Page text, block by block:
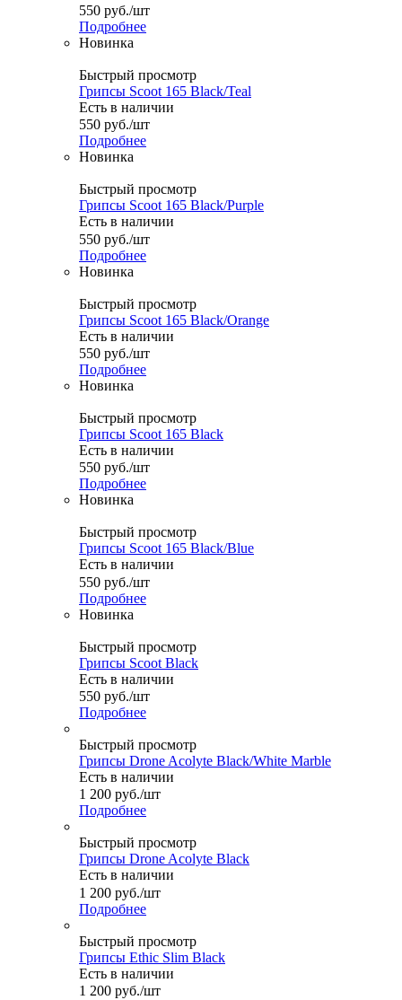
550 руб./шт
Подробнее
Новинка
Быстрый просмотр
Грипсы Scoot 165 Black/Teal
Есть в наличии
550 руб./шт
Подробнее
Новинка
Быстрый просмотр
Грипсы Scoot 165 Black/Purple
Есть в наличии
550 руб./шт
Подробнее
Новинка
Быстрый просмотр
Грипсы Scoot 165 Black/Orange
Есть в наличии
550 руб./шт
Подробнее
Новинка
Быстрый просмотр
Грипсы Scoot 165 Black
Есть в наличии
550 руб./шт
Подробнее
Новинка
Быстрый просмотр
Грипсы Scoot 165 Black/Blue
Есть в наличии
550 руб./шт
Подробнее
Новинка
Быстрый просмотр
Грипсы Scoot Black
Есть в наличии
550 руб./шт
Подробнее
Быстрый просмотр
Грипсы Drone Acolyte Black/White Marble
Есть в наличии
1 200 руб./шт
Подробнее
Быстрый просмотр
Грипсы Drone Acolyte Black
Есть в наличии
1 200 руб./шт
Подробнее
Быстрый просмотр
Грипсы Ethic Slim Black
Есть в наличии
1 200 руб./шт